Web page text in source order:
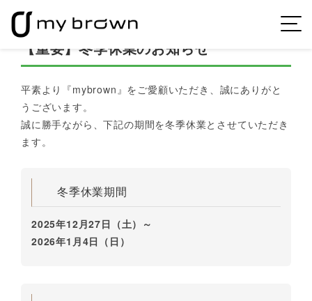
【重要】冬季休業のお知らせ
平素より『mybrown』をご愛顧いただき、誠にありがと
うございます。
誠に勝手ながら、下記の期間を冬季休業とさせていただき
ます。
冬季休業期間
2025年12月27日（土）～
2026年1月4日（日）